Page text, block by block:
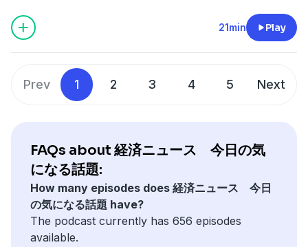
ステムトレードで詐欺まがいの被害にあったり、加えてリ
ーマン・ショックで投資資金を「溶かす」。子供の誕生時
に、路頭に迷う寸前に…経験を通じて儲けも損失も大きい
いくことの重要さを痛感した。オフショア香港でヘッジフ
ァンドを立ち上げる寸前に挫折も味わう。日々積立投資の
器を手に縛り付けてテレアポ。シゴキには何とか耐えられ
たものの、無知な顧客にノルマ達成のため「はめ込む」営
業に嫌気が差して退社。金融機関の都合で無知な顧客に金
の思いは捨てきれず、後に保険代理店として独立。「経営
者」「税対策」で初年度から生保業界トップ水準である
プロのトレーダーを目指す。投資信託、株式現物、信用取
引、先物、オプション、FX、CFDほぼすべて経験済み。シ
ステムトレードで詐欺まがいの被害にあったり、加えてリ
ーマン・ショックで投資資金を「溶かす」。子供の誕生時
に、路頭に迷う寸前に…経験を通じて儲けも損失も大きい
一発狙いの短期トレードよりも長期的に利益を積み重ねて
いくことの重要さを痛感した。オフショア香港でヘッジフ
など多数。【経歴】高校時代は応援団で団旗持ち。大学は
首都圏の2流大学で学校にも行かず、毎晩飲み歩く。そん
な堕落した生活が災いして就職活動ではバブル絶頂期にか
かわらず志望の銀行に全部落ちて、やむなく同じ金融とい
う理由で証券会社に就職。証券会社に就職したとたん、あ
えなくバブルは崩壊。大学時代の自由気ままな生活から一
器を手に縛り付けてテレアポ。シゴキには何とか耐えられ
たものの、無知な顧客にノルマ達成のため「はめ込む」営
業に嫌気が差して退社。金融機関の都合で無知な顧客に金
融商品を押し付けている実態に愕然とする。しかし金融へ
の思いは捨てきれず、後に保険代理店として独立。「経営
者」「税対策」で初年度から生保業界トップ水準である
ストアカの初回クーポンです。↓ https://www.street-
academy.com/friend_invites/ZWVlvieQしんさん プロ
フィール 投資アドバイザー、元証券マン、元デイトレー
ダー、現役FP。主な取得資格歴 ・証券外務員1種・協会
認定FP・2級FP技能士・長期積立投資研究会 主宰講師実
方・東証一部上場通販会社 女性のためのマネーセミナー
など多数。【経歴】高校時代は応援団で団旗持ち。大学は
首都圏の2流大学で学校にも行かず、毎晩飲み歩く。そん
な堕落した生活が災いして就職活動ではバブル絶頂期にか
かわらず志望の銀行に全部落ちて、やむなく同じ金融とい
う理由で証券会社に就職。証券会社に就職したとたん、あ
ン・ファイナンシャルプランナーで投資アドバイザーのし
んさんです。短時間でサクッと学べる今日の経済ニュー
響がありそうなニュースを選んでいます。励みになりま
す！番組へのメッセージはこちらから↓
https://marshmallow-qa.com/u2iiqvfppa7zqmj?
中心にやっています。↓ https://www.street-
academy.com/steachers/559284?
ストアカの初回クーポンです。↓ https://www.street-
academy.com/friend_invites/ZWVlvieQしんさん プロ
フィール 投資アドバイザー、元証券マン、元デイトレー
referralCode=CC1EF5638F1088DCF116Udemyが初めて
の方はこちらが受講生用アカウント開設動画です。所用1
す）↓※音が出ます。
https://vimeo.com/1059374855/ac574dff0fーーーーー
・コメ価格が下落予想？
・100年前にも指摘？AIが苦手な領域？
・アクティビストに対抗策！？3社が発動議案を可決！闘
病記を書いてみました。タイトル：大腸切除闘病日記↓
https://amzn.to/40PF0SQ【読み上げ推奨】最近のkindle
アプリには読み上げ機能が付いています。本を開いて上部
タップ→Aa→その他→アシストリーダーをオン 3.5倍速
21min Play
Prev 1 2 3 4 5 Next
FAQs about 経済ニュース 今日の気
になる話題:
How many episodes does 経済ニュース 今日
の気になる話題 have?
The podcast currently has 656 episodes
available.